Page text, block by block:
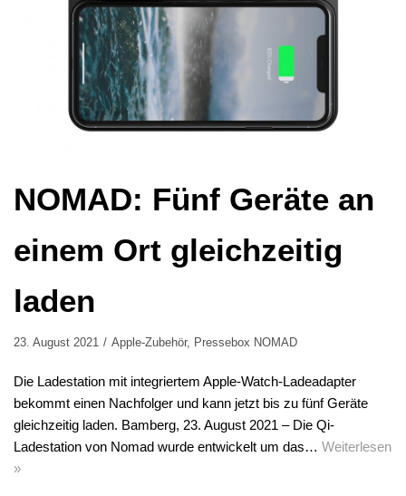
NOMAD: Fünf Geräte an
einem Ort gleichzeitig
laden
23. August 2021 Apple-Zubehör, Pressebox NOMAD
Die Ladestation mit integriertem Apple-Watch-Ladeadapter
bekommt einen Nachfolger und kann jetzt bis zu fünf Geräte
gleichzeitig laden. Bamberg, 23. August 2021 – Die Qi-
Ladestation von Nomad wurde entwickelt um das… Weiterlesen
»